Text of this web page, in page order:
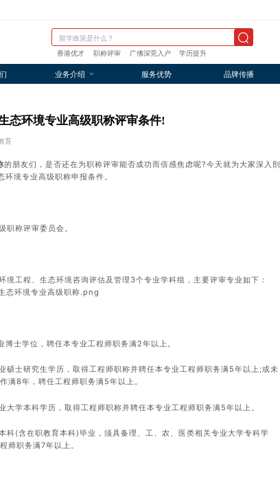
香港优才 职称评审 广佛深莞入户 学历提升
业务介绍 服务优势 品牌传播
态环境专业高级职称评审条件!
育
的朋友们，是否还在为职称评审能否成功而倍感焦虑呢?今天就为大家深入剖
境专业高级职称申报条件。
职称评审委员会。
境工程、生态环境咨询评估及管理3个专业学科组，主要评审专业如下：
士学位，聘任本专业工程师职务满2年以上。
硕士研究生学历，取得工程师职称并聘任本专业工程师职务满5年以上;或未
满8年，聘任工程师职务满5年以上。
大学本科学历，取得工程师职称并聘任本专业工程师职务满5年以上。
科(含在职教育本科)毕业，须具备理、工、农、医类相关专业大学专科学
师职务满7年以上。